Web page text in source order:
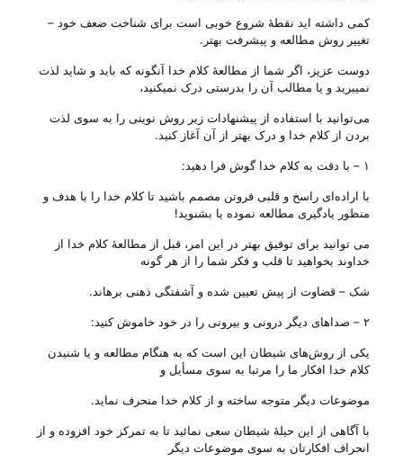
کمی داشته اید نقطهٔ شروع خوبی‌ است برای شناخت ضعف خود –
تغییر روش مطالعه و پیشرفت بهتر.
دوست عزیز، اگر شما از مطالعهٔ کلام خدا آنگونه که باید و شاید لذت
نمیبرید و یا مطالب آن را بدرستی درک نمیکنید،
می‌‌توانید با استفاده از پیشنهادات زیر روش نوینی را به سوی لذت
بردن از کلام خدا و درک بهتر از آن آغاز کنید.
۱ – با دقت به کلام خدا گوش فرا دهید:
با اراده‌ای راسخ و قلبی فروتن مصمم باشید تا کلام خدا را با هدف و
منظور یادگیری مطالعه نموده یا بشنوید!
می‌ توانید برای توفیق بهتر در این امر، قبل از مطالعهٔ کلام خدا از
خداوند بخواهید تا قلب و فکر شما را از هر گونه
شک – قضاوت از پیش تعیین شده و آشفتگی ذهنی برهاند.
۲ – صداهای دیگر درونی و بیرونی را در خود خاموش کنید:
یکی از روش‌های شیطان این است که به هنگام مطالعه و یا شنیدن
کلام خدا افکار ما را مرتبا به سوی مسأیل و
موضوعات دیگر متوجه ساخته و از کلام خدا منحرف نماید.
با آگاهی از این حیلهٔ شیطان سعی نمائید تا به تمرکز خود افزوده و از
انحراف افکارتان به سوی موضوعات دیگر